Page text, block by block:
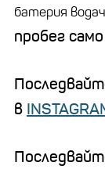
батерия
пробег
в